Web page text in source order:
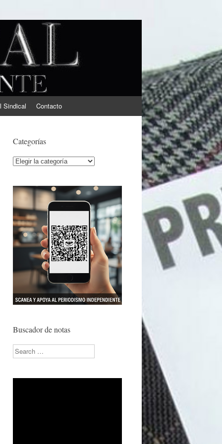
Sindical Contacto
Categorías
Categorías
Buscador de notas
Search